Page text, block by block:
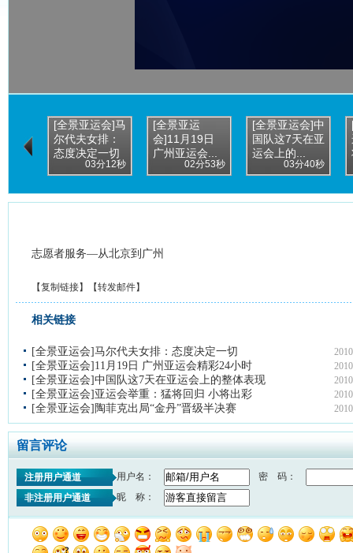
[全景亚运会]马
尔代夫女排：
态度决定一切
03分12秒
[全景亚运
会]11月19日
广州亚运会...
02分53秒
[全景亚运会]中
国队这7天在亚
运会上的...
03分40秒
志愿者服务—从北京到广州
【复制链接】【转发邮件】
相关链接
[全景亚运会]马尔代夫女排：态度决定一切
[全景亚运会]11月19日 广州亚运会精彩24小时
[全景亚运会]中国队这7天在亚运会上的整体表现
[全景亚运会]亚运会举重：猛将回归 小将出彩
[全景亚运会]陶菲克出局“金丹”晋级半决赛
留言评论
注册用户通道 用户名：
密 码：
非注册用户通道
昵 称：